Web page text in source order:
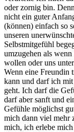
oder zornig bin.
nicht ein guter
(können) einfach so
unseren
Selbstmitgefühl
umzugehen als
wollen oder uns
Wenn eine Freundin
kann und darf ich
geht. Ich darf die
darf aber sanft und
Gefühle möglichst
mich dann viel mehr
mich, ich erlebe mich